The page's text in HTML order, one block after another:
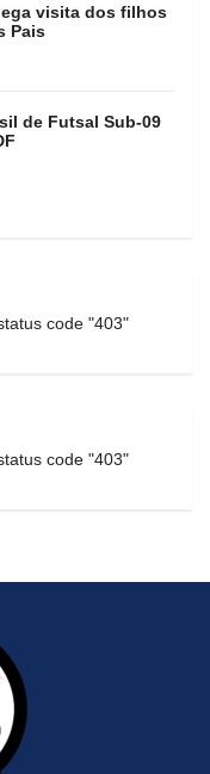
visita dos filhos
Pais
de Futsal Sub-09
code "403"
code "403"